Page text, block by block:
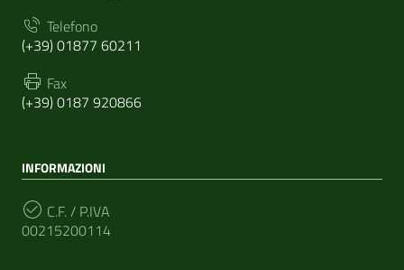
Telefono
(+39) 01877 60211
Fax
(+39) 0187 920866
INFORMAZIONI
C.F. / P.IVA
00215200114